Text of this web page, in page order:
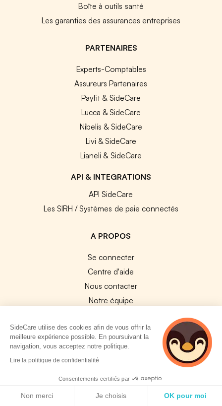
Boîte à outils santé
Les garanties des assurances entreprises
PARTENAIRES
Experts-Comptables
Assureurs Partenaires
Payfit & SideCare
Lucca & SideCare
Nibelis & SideCare
Livi & SideCare
Lianeli & SideCare
API & INTEGRATIONS
API SideCare
Les SIRH / Systèmes de paie connectés
A PROPOS
Se connecter
Centre d'aide
Nous contacter
Notre équipe
Travailler chez SideCare
Mentions légales
CGU & RGPD
NOS APPS
SideCare utilise des cookies afin de vous offrir la
meilleure expérience possible. En poursuivant la
navigation, vous acceptez notre politique.
Lire la politique de confidentialité
Consentements certifiés par
Non merci Je choisis OK pour moi
2 personnes
consultent
actuellement cette